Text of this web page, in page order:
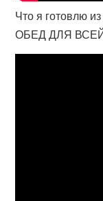
Что я готовлю
ОБЕД ДЛЯ